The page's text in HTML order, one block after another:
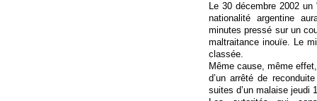
Le 30 décembre 2002
nationalité argentine
minutes pressé sur un
maltraitance inouïe. Le
classée.
Même cause, même
d’un arrêté de
suites d’un malaise jeudi